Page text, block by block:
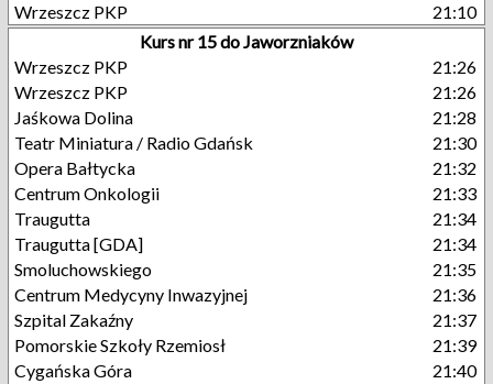
Wrzeszcz PKP
21:10
Kurs nr 15 do Jaworzniaków
Wrzeszcz PKP
21:26
Wrzeszcz PKP
21:26
Jaśkowa Dolina
21:28
Teatr Miniatura / Radio Gdańsk
21:30
Opera Bałtycka
21:32
Centrum Onkologii
21:33
Traugutta
21:34
Traugutta [GDA]
21:34
Smoluchowskiego
21:35
Centrum Medycyny Inwazyjnej
21:36
Szpital Zakaźny
21:37
Pomorskie Szkoły Rzemiosł
21:39
Cygańska Góra
21:40